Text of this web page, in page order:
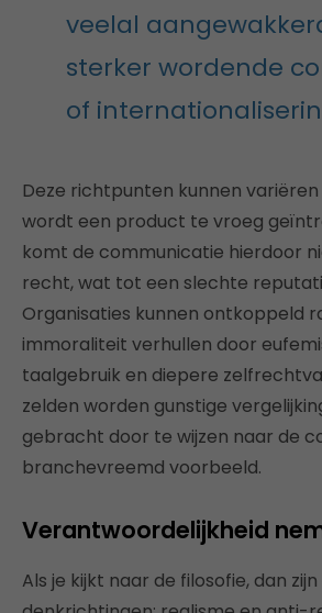
veelal
sterker wordende
of
Deze richtpunten kunnen variëren
wordt een product te vroeg
komt de communicatie hierdoor
recht, wat tot een slechte
Organisaties kunnen ontkoppeld
immoraliteit verhullen door
taalgebruik en diepere
zelden worden gunstige
gebracht door te wijzen naar de
branchevreemd voorbeeld.
Verantwoordelijkheid
Als je kijkt naar de filosofie, dan